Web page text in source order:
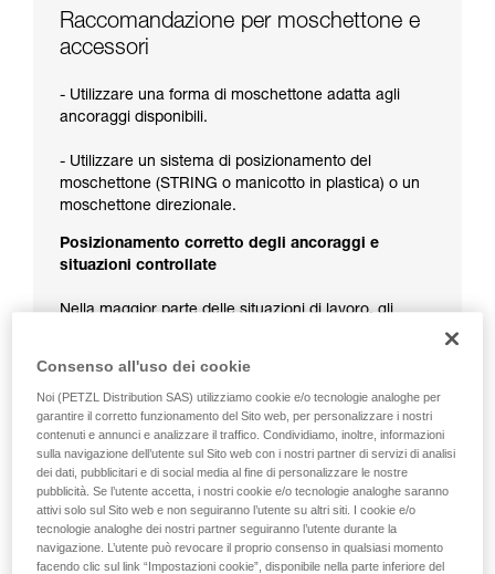
Raccomandazione per moschettone e
accessori
- Utilizzare una forma di moschettone adatta agli
ancoraggi disponibili.
- Utilizzare un sistema di posizionamento del
moschettone (STRING o manicotto in plastica) o un
moschettone direzionale.
Posizionamento corretto degli ancoraggi e
situazioni controllate
Nella maggior parte delle situazioni di lavoro, gli
Consenso all'uso dei cookie
Noi (PETZL Distribution SAS) utilizziamo cookie e/o tecnologie analoghe per
garantire il corretto funzionamento del Sito web, per personalizzare i nostri
contenuti e annunci e analizzare il traffico. Condividiamo, inoltre, informazioni
sulla navigazione dell’utente sul Sito web con i nostri partner di servizi di analisi
dei dati, pubblicitari e di social media al fine di personalizzare le nostre
pubblicità. Se l’utente accetta, i nostri cookie e/o tecnologie analoghe saranno
attivi solo sul Sito web e non seguiranno l’utente su altri siti. I cookie e/o
tecnologie analoghe dei nostri partner seguiranno l’utente durante la
navigazione. L’utente può revocare il proprio consenso in qualsiasi momento
facendo clic sul link “Impostazioni cookie”, disponibile nella parte inferiore del